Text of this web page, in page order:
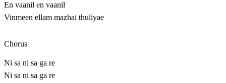
En vaanil en vaanil
Vinmeen ellam mazhai thuliyae
Chorus
Ni sa ni sa ga re
Ni sa ni sa ga re